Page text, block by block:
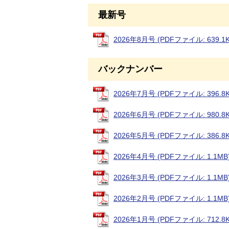
最新号
2026年8月号 (PDFファイル:
バックナンバー
2026年7月号 (PDFファイル:
2026年6月号 (PDFファイル:
2026年5月号 (PDFファイル:
2026年4月号 (PDFファイル:
2026年3月号 (PDFファイル:
2026年2月号 (PDFファイル:
2026年1月号 (PDFファイル: